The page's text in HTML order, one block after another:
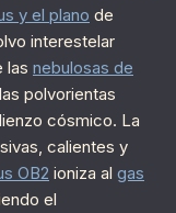
y el plano de
interestelar
las nebulosas de
polvorientas
cósmico. La
calientes y
OB2 ioniza al gas
el